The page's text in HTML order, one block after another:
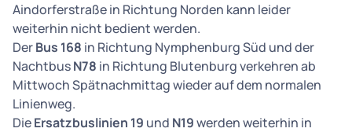
Aindorferstraße in Richtung Norden kann leider
weiterhin nicht bedient werden.
DerBus 168 in Richtung Nymphenburg Süd und der
NachtbusN78 in Richtung Blutenburg verkehren ab
Mittwoch Spätnachmittag wieder auf dem normalen
Linienweg.
DieErsatzbuslinien 19 und N19werden weiterhin in